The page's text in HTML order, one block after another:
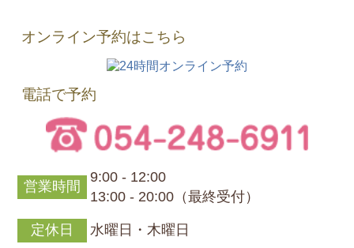
オンライン予約はこちら
電話で予約
営業時間
9:00 - 12:00
13:00 - 20:00（最終受付）
定休日 水曜日・木曜日